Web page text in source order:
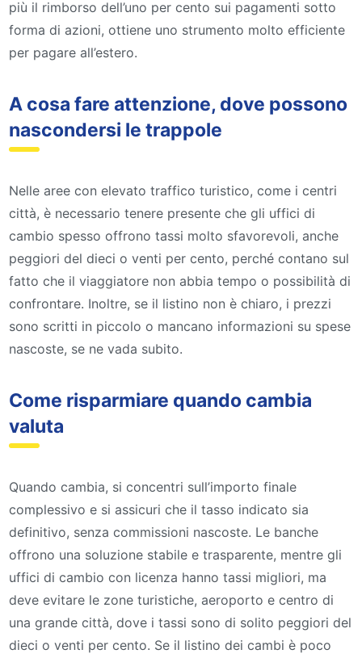
più il rimborso dell’uno per cento sui pagamenti sotto
forma di azioni, ottiene uno strumento molto efficiente
per pagare all’estero.
A cosa fare attenzione, dove possono
nascondersi le trappole
Nelle aree con elevato traffico turistico, come i centri
città, è necessario tenere presente che gli uffici di
cambio spesso offrono tassi molto sfavorevoli, anche
peggiori del dieci o venti per cento, perché contano sul
fatto che il viaggiatore non abbia tempo o possibilità di
confrontare. Inoltre, se il listino non è chiaro, i prezzi
sono scritti in piccolo o mancano informazioni su spese
nascoste, se ne vada subito.
Come risparmiare quando cambia
valuta
Quando cambia, si concentri sull’importo finale
complessivo e si assicuri che il tasso indicato sia
definitivo, senza commissioni nascoste. Le banche
offrono una soluzione stabile e trasparente, mentre gli
uffici di cambio con licenza hanno tassi migliori, ma
deve evitare le zone turistiche, aeroporto e centro di
una grande città, dove i tassi sono di solito peggiori del
dieci o venti per cento. Se il listino dei cambi è poco